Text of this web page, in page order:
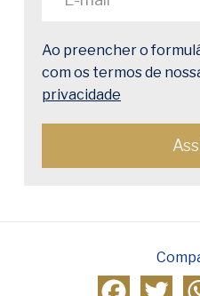
Ao preencher o
com os termos de
privacidade
Facebook